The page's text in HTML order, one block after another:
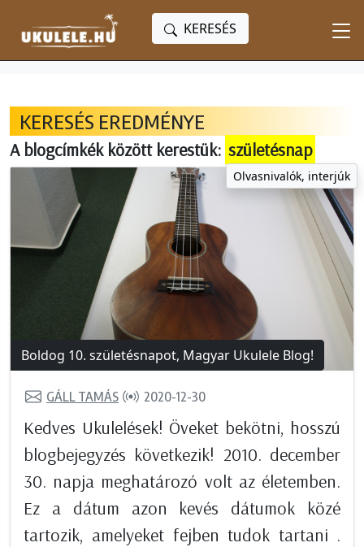
KERESÉS
KERESÉS EREDMÉNYE
A blogcímkék között kerestük: születésnap
Olvasnivalók, interjúk
Boldog 10. születésnapot, Magyar Ukulele Blog!
GÁLL TAMÁS 2020-12-30
Kedves Ukulelések! Öveket bekötni, hosszú
blogbejegyzés következik! 2010. december
30. napja meghatározó volt az életemben.
Ez a dátum azon kevés dátumok közé
tartozik, amelyeket fejben tudok tartani .